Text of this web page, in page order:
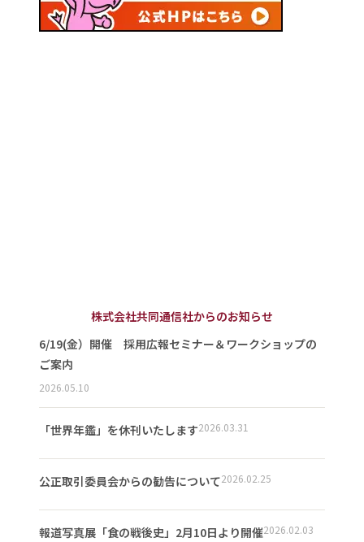
株式会社共同通信社からのお知らせ
6/19(金）開催 採用広報セミナー＆ワークショップの
ご案内
2026.05.10
「世界年鑑」を休刊いたします2026.03.31
公正取引委員会からの勧告について2026.02.25
報道写真展「食の戦後史」2月10日より開催2026.02.03